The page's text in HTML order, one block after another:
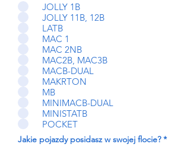
JOLLY 1B
JOLLY 11B, 12B
LATB
MAC 1
MAC 2NB
MAC2B, MAC3B
MACB-DUAL
MAKRTON
MB
MINIMACB-DUAL
MINISTATB
POCKET
Jakie pojazdy posidasz w swojej flocie? *W